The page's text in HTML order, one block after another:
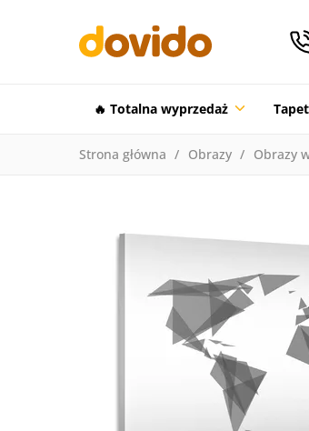
🔥 Totalna wyprzedaż
Strona główna Obrazy Obrazy